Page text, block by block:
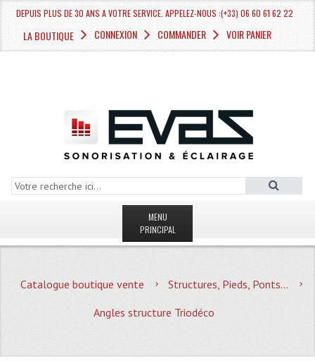
DEPUIS PLUS DE 30 ANS A VOTRE SERVICE. APPELEZ-NOUS :(+33) 06 60 61 62 22
LA BOUTIQUE CONNEXION COMMANDER VOIR PANIER
MENU
PRINCIPAL
MAGASIN
Quoi De Neuf?
Catalogue boutique vente
Structures, Pieds, Ponts...
Angles structure Triodéco